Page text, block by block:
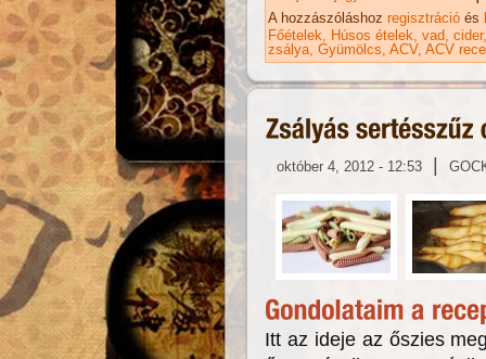
A hozzászóláshoz regisztráció és
Főételek
Húsos ételek vad cider
zsálya Gyümölcs ACV ACV
október 4, 2012 - 12:53 |
Itt az ideje az őszies